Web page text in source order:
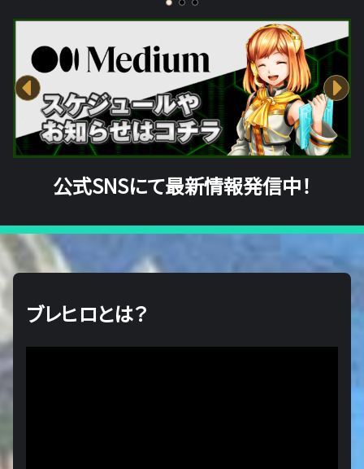
公式SNSにて最新情報発信中！
ブレヒロとは？